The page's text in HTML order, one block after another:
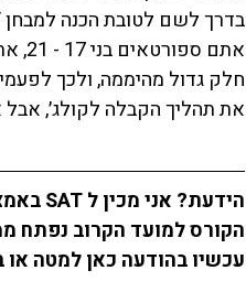
בדרך לשם לטובת הכנה למבחן SAT: אני מכין למבחן SAT בשיעורים פרטיים כבר כ
חלק גדול מהיממה, ולכך
את תהליך הקבלה לקולג׳,
הידעת? אני מכין ל SAT באמצעות
הקורס למועד הקרוב נפתח
עכשיו בהודעה כאן למטה או